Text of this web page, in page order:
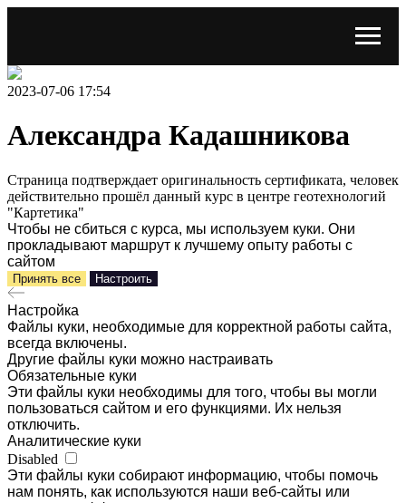
2023-07-06 17:54
Александра Кадашникова
Страница подтверждает оригинальность сертификата, человек
действительно прошёл данный курс в центре геотехнологий
"Картетика"
Чтобы не сбиться с курса, мы используем куки. Они
прокладывают маршрут к лучшему опыту работы с
сайтом
Принять все Настроить
Настройка
Файлы куки, необходимые для корректной работы сайта,
всегда включены.
Другие файлы куки можно настраивать
Обязательные куки
Эти файлы куки необходимы для того, чтобы вы могли
пользоваться сайтом и его функциями. Их нельзя
отключить.
Аналитические куки
Disabled
Эти файлы куки собирают информацию, чтобы помочь
нам понять, как используются наши веб-сайты или